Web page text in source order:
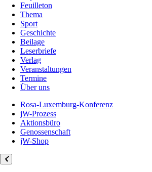
Feuilleton
Thema
Sport
Geschichte
Beilage
Leserbriefe
Verlag
Veranstaltungen
Termine
Über uns
Rosa-Luxemburg-Konferenz
jW-Prozess
Aktionsbüro
Genossenschaft
jW-Shop